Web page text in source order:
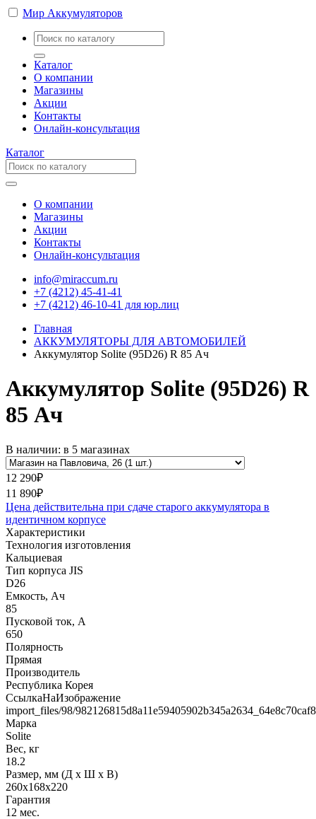
Мир Аккумуляторов
Каталог
О компании
Магазины
Акции
Контакты
Онлайн-консультация
Каталог
О компании
Магазины
Акции
Контакты
Онлайн-консультация
info@miraccum.ru
+7 (4212) 45-41-41
+7 (4212) 46-10-41 для юр.лиц
Главная
АККУМУЛЯТОРЫ ДЛЯ АВТОМОБИЛЕЙ
Аккумулятор Solite (95D26) R 85 Ач
Аккумулятор Solite (95D26) R
85 Ач
В наличии: в 5 магазинах
12 290₽
11 890₽
Цена действительна при сдаче старого аккумулятора в
идентичном корпусе
Характеристики
Технология изготовления
Кальциевая
Тип корпуса JIS
D26
Емкость, Ач
85
Пусковой ток, А
650
Полярность
Прямая
Производитель
Республика Корея
СсылкаНаИзображение
import_files/98/
Марка
Solite
Вес, кг
18.2
Размер, мм (Д x Ш x В)
260x168x220
Гарантия
12 мес.